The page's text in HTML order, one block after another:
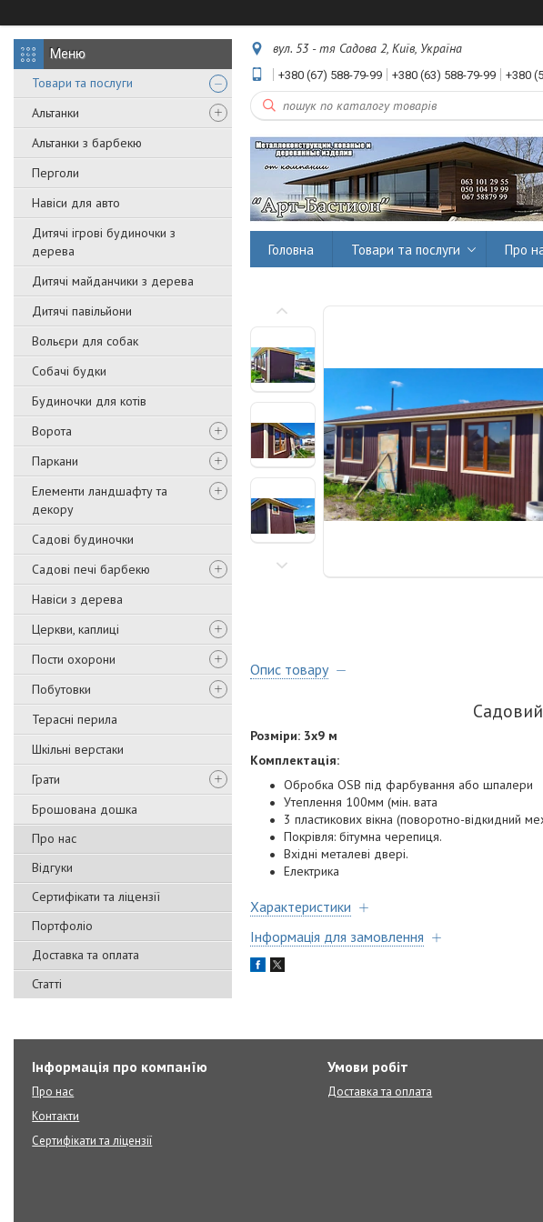
Товари та послуги
Альтанки
Альтанки з барбекю
Перголи
Навіси для авто
Дитячі ігрові будиночки з
дерева
Дитячі майданчики з дерева
Дитячі павільйони
Вольєри для собак
Собачі будки
Будиночки для котів
Ворота
Паркани
Елементи ландшафту та
декору
Садові будиночки
Садові печі барбекю
Навіси з дерева
Церкви, каплиці
Пости охорони
Побутовки
Терасні перила
Шкільні верстаки
Грати
Брошована дошка
Про нас
Відгуки
Сертифікати та ліцензії
Портфоліо
Доставка та оплата
Статті
вул. 53 - тя Садова 2, Київ, Україна
+380 (67) 588-79-99 +380 (63) 588-79-99 +380
Головна Товари та послуги Про
Опис товару
Розміри: 3х9 м
Комплектація:
Обробка OSB під фарбування або шпалери
Утеплення 100мм (мін. вата
3 пластикових вікна (поворотно-відкидний
Покрівля: бітумна черепиця.
Вхідні металеві двері.
Електрика
Характеристики
Інформація для замовлення
Інформація про компанїю
Про нас
Контакти
Сертифікати та ліцензії
Умови робіт
Доставка та оплата